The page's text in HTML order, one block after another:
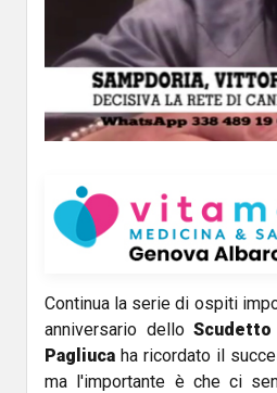
Continua la serie di ospiti
anniversario dello Scudetto
Pagliuca ha ricordato il
ma l'importante è che ci